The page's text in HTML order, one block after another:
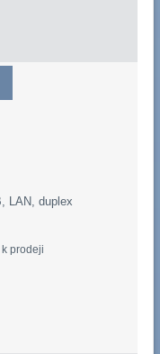
LAN, duplex
prodeji